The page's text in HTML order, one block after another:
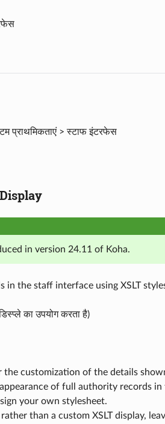
प्राथमिकताएं > स्टाफ इंटरफेस
in version 24.11 of Koha.
the staff interface using XSLT
का उपयोग करता है)
the customization of the details
of full authority records
your own stylesheet.
than a custom XSLT display,